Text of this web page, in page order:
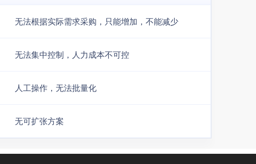
无法根据实际需求采购，只能增加，不能减少
无法集中控制，人力成本不可控
人工操作，无法批量化
无可扩张方案